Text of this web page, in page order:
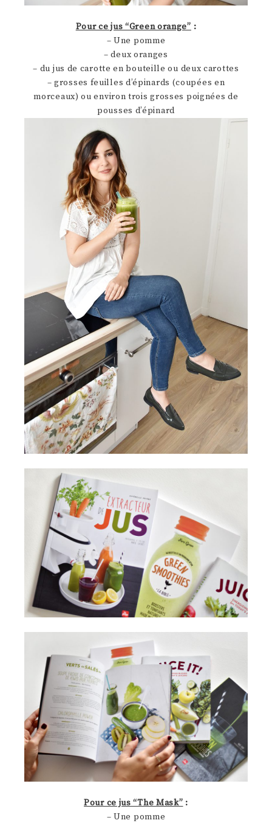
Pour ce jus “Green orange” :
– Une pomme
– deux oranges
– du jus de carotte en bouteille ou deux carottes
– grosses feuilles d’épinards (coupées en
morceaux) ou environ trois grosses poignées de
pousses d’épinard
Pour ce jus “The Mask” :
– Une pomme